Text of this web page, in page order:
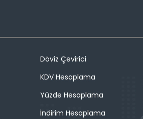
Döviz Çevirici
KDV Hesaplama
Yüzde Hesaplama
İndirim Hesaplama